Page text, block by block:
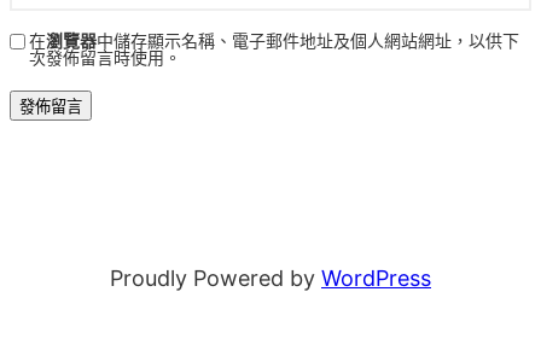
在瀏覽器中儲存顯示名稱、電子郵件地址及個人網站網址，以供下
次發佈留言時使用。
Proudly Powered by WordPress